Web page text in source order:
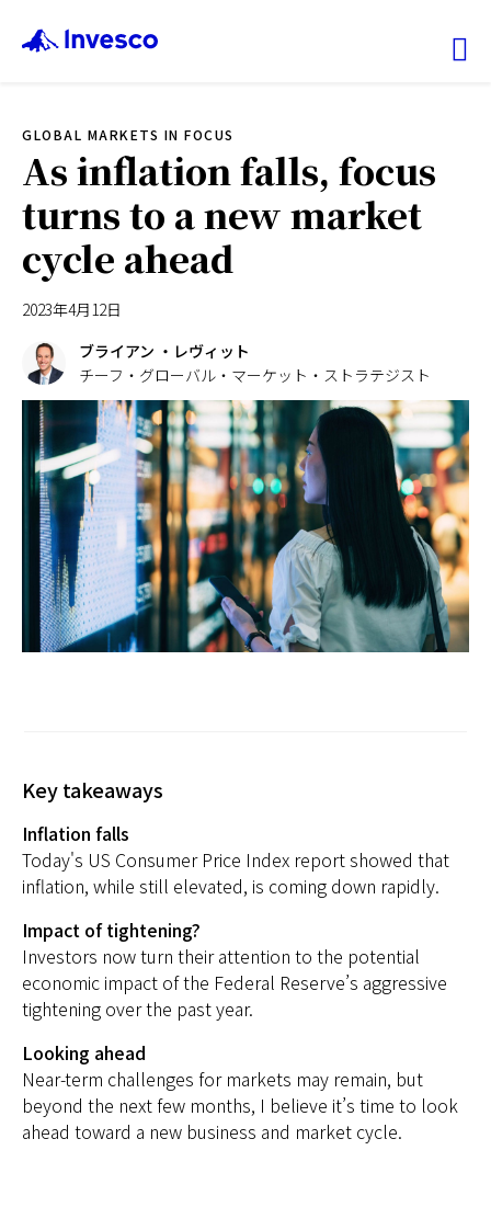
ファンド情報
マーケット情報
投資のヒント
会社情報
機関投資家
日本
GLOBAL MARKETS IN FOCUS
As inflation falls, focus
turns to a new market
cycle ahead
2023年4月12日
ブライアン ・レヴィット
チーフ・グローバル・マーケット・ストラテジスト
Key takeaways
Inflation falls
Today's US Consumer Price Index report showed that
inflation, while still elevated, is coming down rapidly.
Impact of tightening?
Investors now turn their attention to the potential
economic impact of the Federal Reserve’s aggressive
tightening over the past year.
Looking ahead
Near-term challenges for markets may remain, but
beyond the next few months, I believe it’s time to look
ahead toward a new business and market cycle.